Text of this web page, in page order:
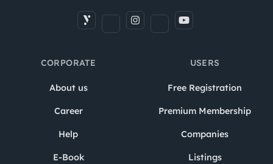
CORPORATE
About us
Career
Help
E-Book
USERS
Free Registration
Premium Membership
Companies
Listings